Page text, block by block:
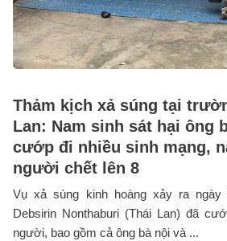
Thảm kịch xả súng tại
Lan: Nam sinh sát hại ông
cướp đi nhiều sinh mạng,
người chết lên 8
Vụ xả súng kinh hoàng xảy ra ngày
Debsirin Nonthaburi (Thái Lan) đã
người, bao gồm cả ông bà nội và ...